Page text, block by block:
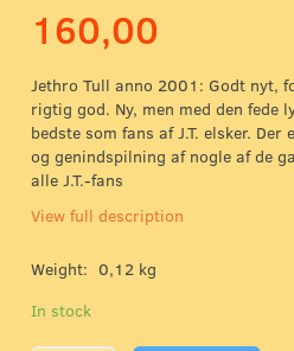
160,00
Jethro Tull anno 2001: Godt nyt,
rigtig god. Ny, men med den fede
bedste som fans af J.T. elsker. Der
og genindspilning af nogle af de
alle J.T.-fans
View full description
Weight: 0,12 kg
In stock